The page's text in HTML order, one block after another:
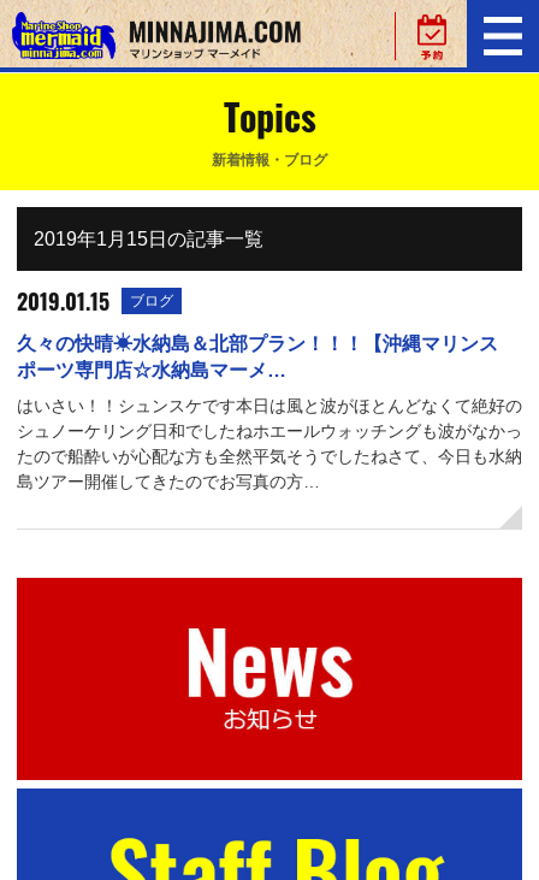
Topics
新着情報・ブログ
2019年1月15日の記事一覧
2019.01.15 ブログ
久々の快晴☀水納島＆北部プラン！！！【沖縄マリンス
ポーツ専門店☆水納島マーメ…
はいさい！！シュンスケです本日は風と波がほとんどなくて絶好の
シュノーケリング日和でしたねホエールウォッチングも波がなかっ
たので船酔いが心配な方も全然平気そうでしたねさて、今日も水納
島ツアー開催してきたのでお写真の方…